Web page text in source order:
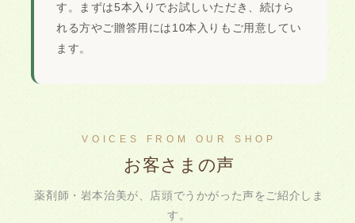
す。まずは5本入りでお試しいただき、続けら
れる方やご贈答用には10本入りもご用意してい
ます。
VOICES FROM OUR SHOP
お客さまの声
薬剤師・岩本治美が、店頭でうかがった声をご紹介しま
す。